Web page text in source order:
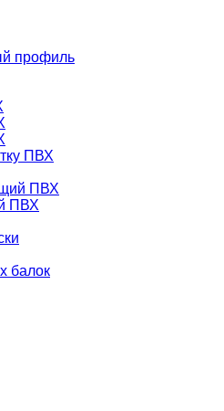
профиль
ПВХ
ПВХ
ПВХ
балок